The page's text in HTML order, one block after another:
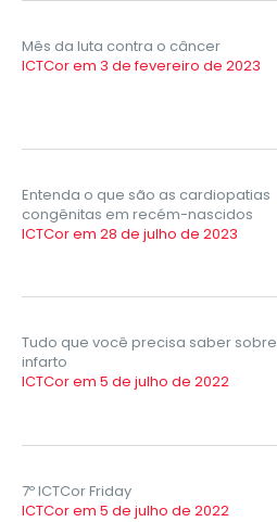
Mês da luta contra o câncer
ICTCor em 3 de fevereiro de 2023
Entenda o que são as cardiopatias
congênitas em recém-nascidos
ICTCor em 28 de julho de 2023
Tudo que você precisa saber sobre
infarto
ICTCor em 5 de julho de 2022
7º ICTCor Friday
ICTCor em 5 de julho de 2022